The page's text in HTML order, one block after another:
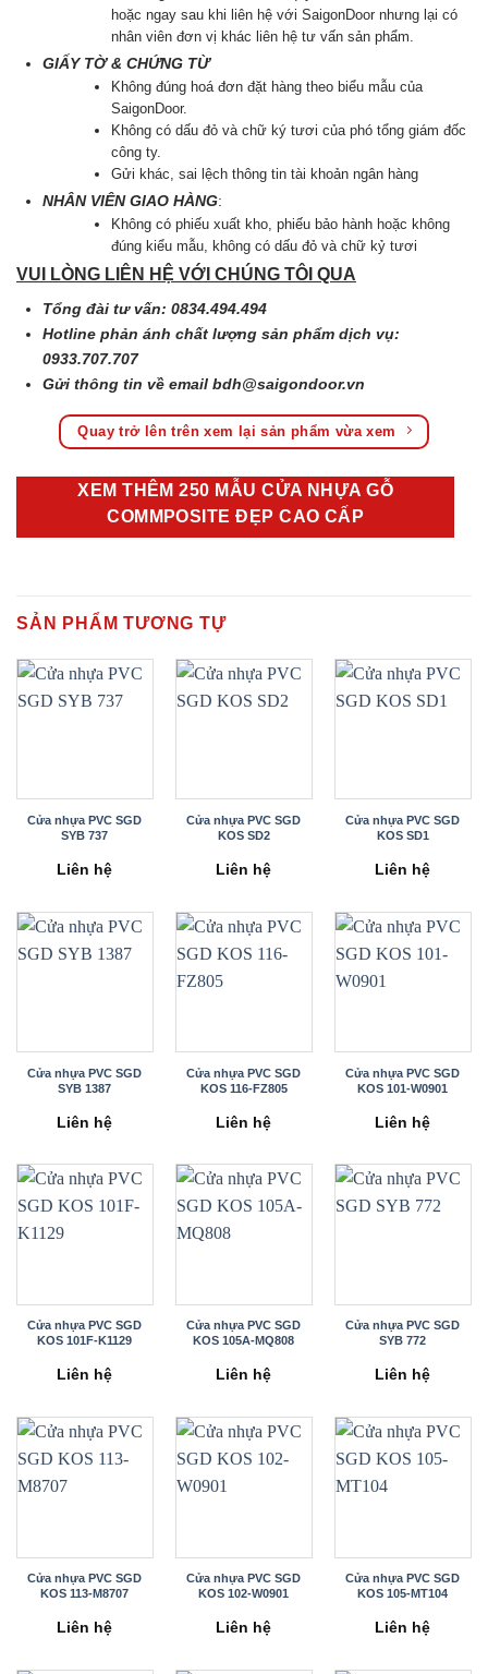
hoặc ngay sau khi liên hệ với SaigonDoor nhưng lại có
nhân viên đơn vị khác liên hệ tư vấn sản phẩm.
GIẤY TỜ & CHỨNG TỪ
Không đúng hoá đơn đặt hàng theo biểu mẫu của
SaigonDoor.
Không có dấu đỏ và chữ ký tươi của phó tổng giám đốc
công ty.
Gửi khác, sai lệch thông tin tài khoản ngân hàng
NHÂN VIÊN GIAO HÀNG:
Không có phiếu xuất kho, phiếu bảo hành hoặc không
đúng kiểu mẫu, không có dấu đỏ và chữ kỷ tươi
VUI LÒNG LIÊN HỆ VỚI CHÚNG TÔI QUA
Tổng đài tư vấn: 0834.494.494
Hotline phản ánh chất lượng sản phẩm dịch vụ:
0933.707.707
Gửi thông tin về emailbdh@saigondoor.vn
Quay trở lên trên xem lại sản phẩm vừa xem
XEM THÊM 250 MẪU CỬA NHỰA GỖ
COMMPOSITE ĐẸP CAO CẤP
SẢN PHẨM TƯƠNG TỰ
Cửa nhựa PVC SGD
SYB 737
Liên hệ
Cửa nhựa PVC SGD
KOS SD2
Liên hệ
Cửa nhựa PVC SGD
KOS SD1
Liên hệ
Cửa nhựa PVC SGD
SYB 1387
Liên hệ
Cửa nhựa PVC SGD
KOS 116-FZ805
Liên hệ
Cửa nhựa PVC SGD
KOS 101-W0901
Liên hệ
Cửa nhựa PVC SGD
KOS 101F-K1129
Liên hệ
Cửa nhựa PVC SGD
KOS 105A-MQ808
Liên hệ
Cửa nhựa PVC SGD
SYB 772
Liên hệ
Cửa nhựa PVC SGD
KOS 113-M8707
Liên hệ
Cửa nhựa PVC SGD
KOS 102-W0901
Liên hệ
Cửa nhựa PVC SGD
KOS 105-MT104
Liên hệ